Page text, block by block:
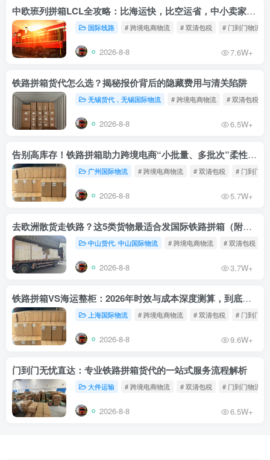
中欧班列拼箱LCL全攻略：比海运快，比空运省，中小卖家的物流新宠！
国际线路 # 跨境电商物流 # 双清包税 # 门到门物流
2026-8-8 7.6W+
铁路拼箱货代怎么选？揭秘报价背后的隐藏费用与清关陷阱
无锡货代，无锡国际物流 # 跨境电商物流 # 双清包税
2026-8-8 6.5W+
告别高库存！铁路拼箱助力跨境电商“小批量、多批次”柔性补货
广州国际物流 # 跨境电商物流 # 双清包税 # 门到门物
2026-8-8 5.7W+
去欧洲散货走铁路？这5类货物最适合发国际铁路拼箱（附禁运清单）
中山货代. 中山国际物流 # 跨境电商物流 # 双清包税
2026-8-8 3.7W+
铁路拼箱VS海运整柜：2026年时效与成本深度测算，到底能省多少钱？
上海国际物流 # 跨境电商物流 # 双清包税 # 门到门物
2026-8-8 9.6W+
门到门无忧直达：专业铁路拼箱货代的一站式服务流程解析
大件运输 # 跨境电商物流 # 双清包税 # 门到门物流
2026-8-8 6.5W+